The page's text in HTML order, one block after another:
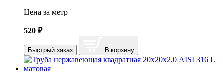
Цена за метр
520 ₽
Быстрый заказ В корзину